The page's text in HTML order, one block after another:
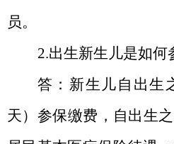
员。
2.出生新生儿是如何
答：新生儿自出生
天）参保缴费，自出生